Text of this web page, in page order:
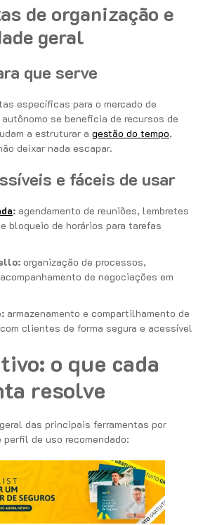
de organização e
geral
que serve
específicas para o mercado de
se beneficia de recursos de
a estruturar a gestão do tempo,
deixar nada escapar.
e fáceis de usar
: agendamento de reuniões, lembretes
bloqueio de horários para tarefas
organização de processos,
de negociações em
armazenamento e compartilhamento de
clientes de forma segura e acessível
o que cada
resolve
das principais ferramentas por
de uso recomendado: